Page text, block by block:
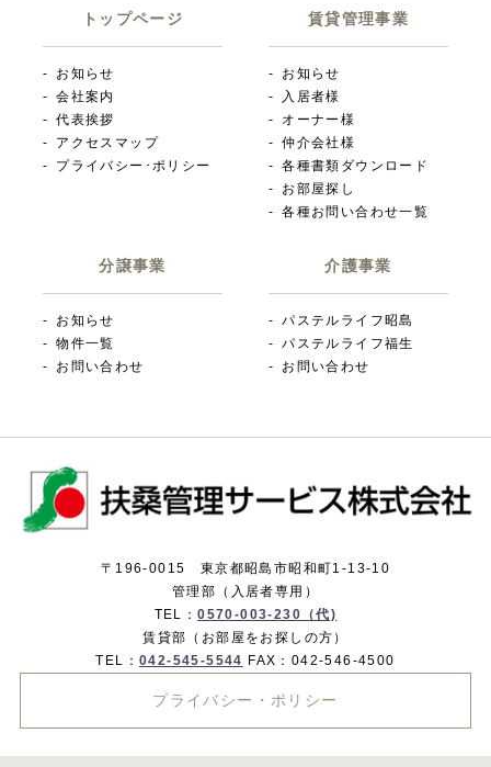
トップページ
お知らせ
会社案内
代表挨拶
アクセスマップ
プライバシー･ポリシー
賃貸管理事業
お知らせ
入居者様
オーナー様
仲介会社様
各種書類ダウンロード
お部屋探し
各種お問い合わせ一覧
分譲事業
お知らせ
物件一覧
お問い合わせ
介護事業
パステルライフ昭島
パステルライフ福生
お問い合わせ
〒196-0015 東京都昭島市昭和町1-13-10
管理部（入居者専用）
TEL：0570-003-230（代)
賃貸部（お部屋をお探しの方）
TEL： 042-545-5544 FAX：042-546-4500
プライバシー・ポリシー